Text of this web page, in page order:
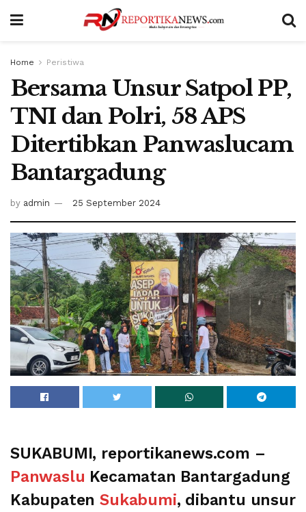
Home Peristiwa
Bersama Unsur Satpol PP,
TNI dan Polri, 58 APS
Ditertibkan Panwaslucam
Bantargadung
by admin 25 September 2024
SUKABUMI, reportikanews.com –
Panwaslu Kecamatan Bantargadung
KabupatenSukabumi, dibantu unsur